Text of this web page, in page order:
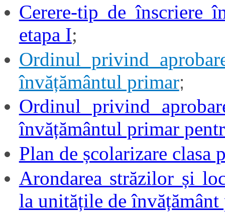
Cerere-tip de înscriere
etapa I;
Ordinul privind
învățământul primar;
Ordinul privind
învățământul primar
Plan de școlarizare clasa
Arondarea străzilor și
la unitățile de